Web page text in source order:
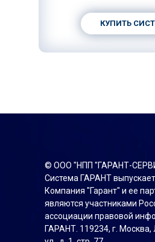
КУПИТЬ
© ООО "НПП "ГАРАНТ-
Система ГАРАНТ
Компания "Гарант" и ее
являются участниками
ассоциации правовой
ГАРАНТ. 119234, г. Москва,